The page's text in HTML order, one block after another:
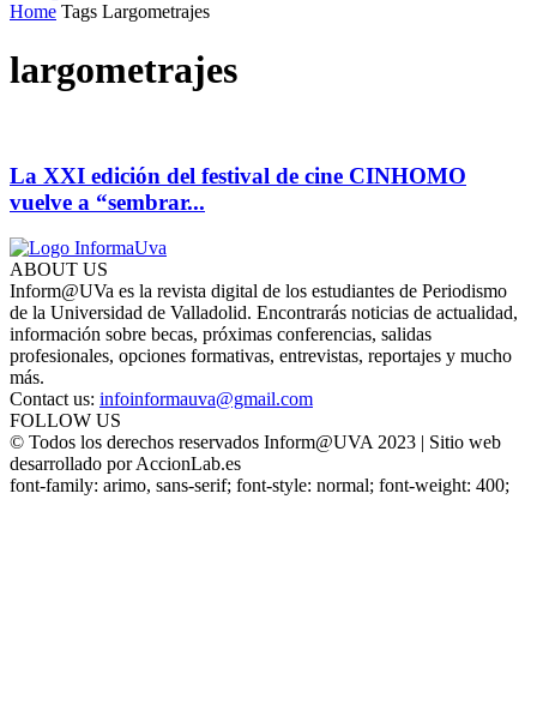
Home Tags Largometrajes
largometrajes
La XXI edición del festival de cine CINHOMO
vuelve a “sembrar...
ABOUT US
Inform@UVa es la revista digital de los estudiantes de Periodismo
de la Universidad de Valladolid. Encontrarás noticias de actualidad,
información sobre becas, próximas conferencias, salidas
profesionales, opciones formativas, entrevistas, reportajes y mucho
más.
Contact us: infoinformauva@gmail.com
FOLLOW US
© Todos los derechos reservados Inform@UVA 2023 | Sitio web
desarrollado por AccionLab.es
font-family: arimo, sans-serif; font-style: normal; font-weight: 400;